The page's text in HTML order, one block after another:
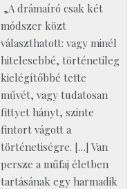
„A drámaíró csak két
módszer közt
választhatott: vagy minél
hitelesebbé, történetileg
kielégítőbbé tette
művét, vagy tudatosan
fittyet hányt, szinte
fintort vágott a
történetiségre. […] Van
persze a műfaj életben
tartásának egy harmadik